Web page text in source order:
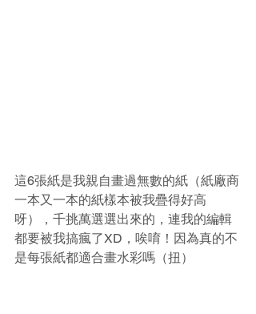
這6張紙是我親自畫過無數的紙（紙廠商
一本又一本的紙樣本被我疊得好高
呀），千挑萬選選出來的，連我的編輯
都要被我搞瘋了XD，唉唷！因為真的不
是每張紙都適合畫水彩嗎（扭）